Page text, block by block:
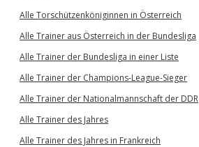
Alle Torschützenköniginnen in Österreich
Alle Trainer aus Österreich in der Bundesliga
Alle Trainer der Bundesliga in einer Liste
Alle Trainer der Champions-League-Sieger
Alle Trainer der Nationalmannschaft der DDR
Alle Trainer des Jahres
Alle Trainer des Jahres in Frankreich